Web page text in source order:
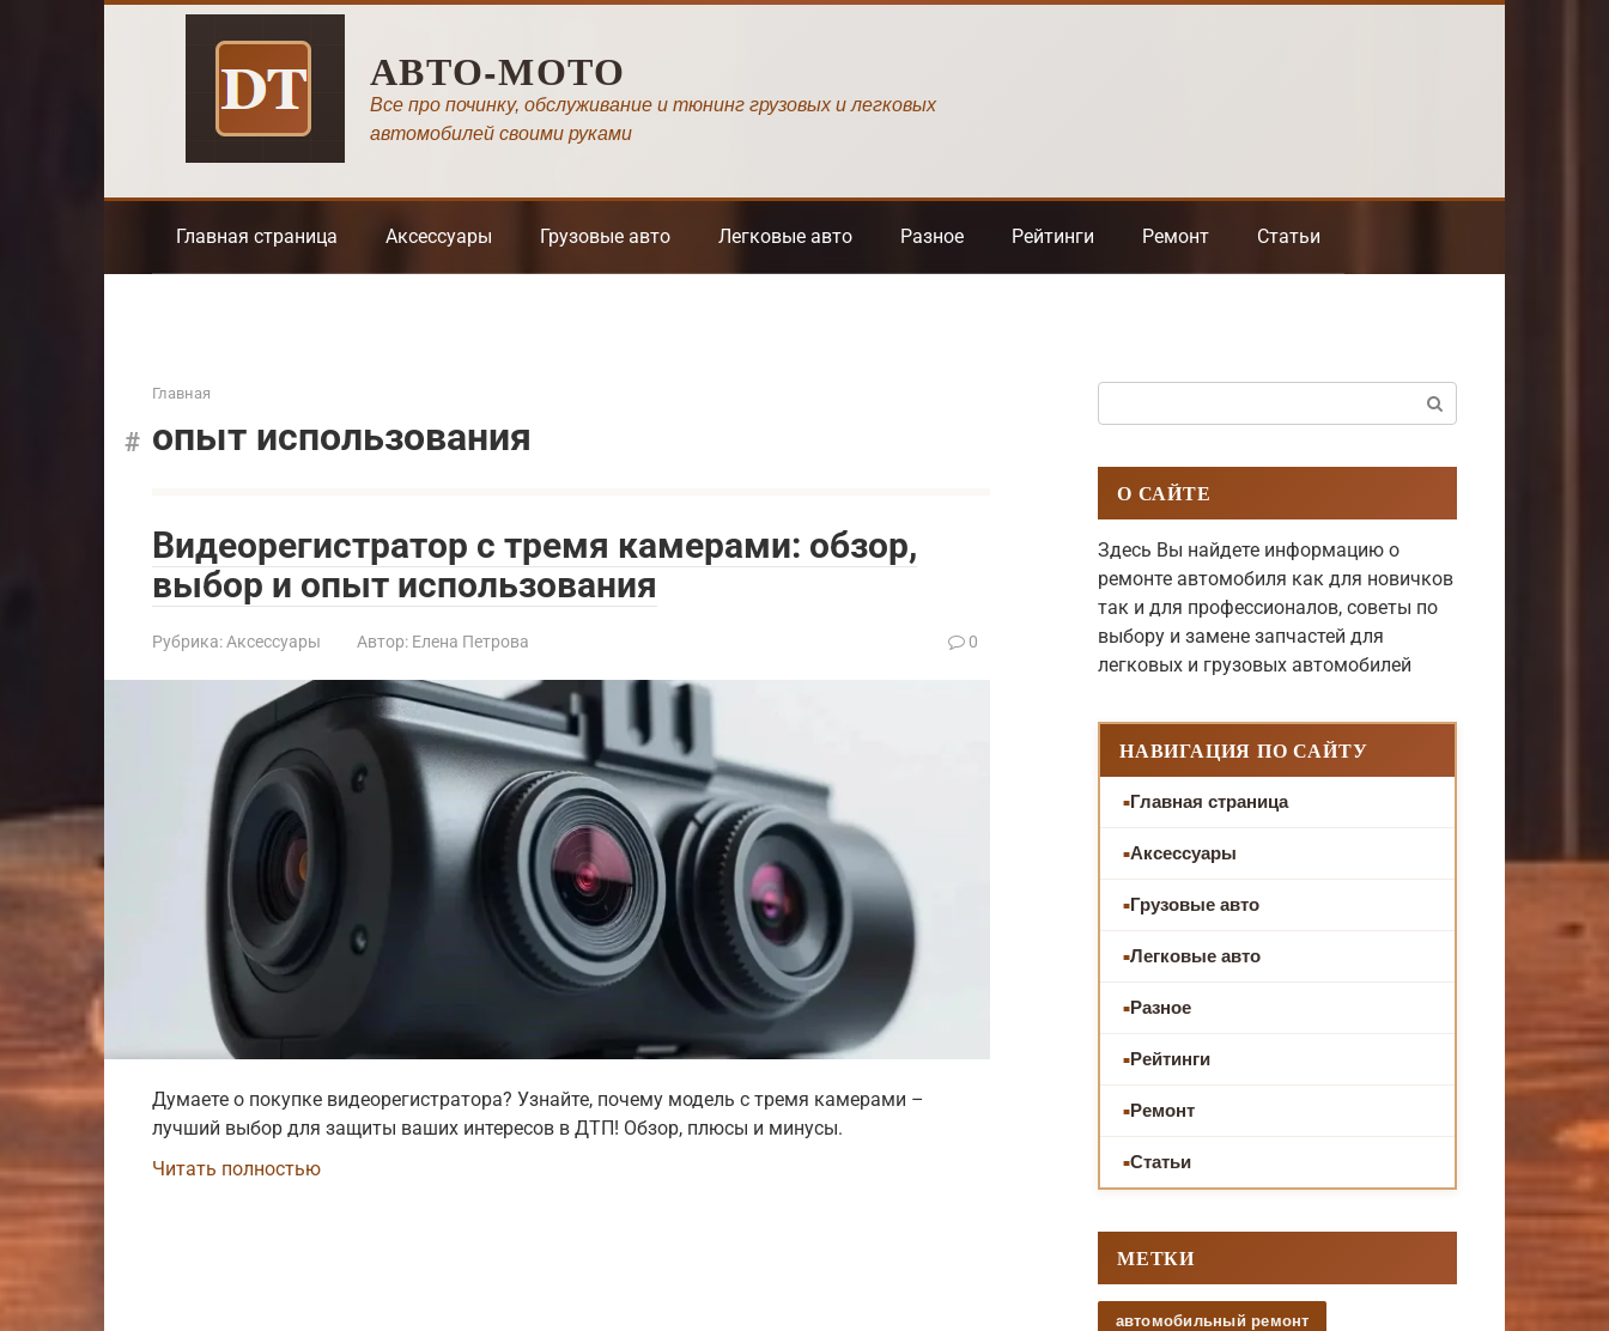
АВТО-МОТО
Все про починку, обслуживание и тюнинг грузовых и легковых
автомобилей своими руками
Главная страница Аксессуары Грузовые авто Легковые авто Разное Рейтинги Ремонт Статьи
Главная
опыт использования
Видеорегистратор с тремя камерами: обзор,
выбор и опыт использования
Рубрика: Аксессуары Автор: Елена Петрова 0
Думаете о покупке видеорегистратора? Узнайте, почему модель с тремя камерами –
лучший выбор для защиты ваших интересов в ДТП! Обзор, плюсы и минусы.
Читать полностью
О САЙТЕ
Здесь Вы найдете информацию о
ремонте автомобиля как для новичков
так и для профессионалов, советы по
выбору и замене запчастей для
легковых и грузовых автомобилей
НАВИГАЦИЯ ПО САЙТУ
Главная страница
Аксессуары
Грузовые авто
Легковые авто
Разное
Рейтинги
Ремонт
Статьи
МЕТКИ
автомобильный ремонт